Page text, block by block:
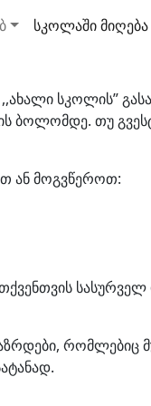
სკოლაში მიღება
სკოლის”
ბოლომდე. თუ
ან მოგვწეროთ:
რომლებიც